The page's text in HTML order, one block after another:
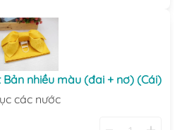
nhiều màu (đai + nơ) (Cái)
các nước